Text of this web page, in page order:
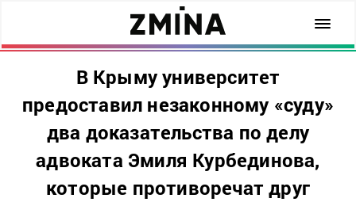
В Крыму университет
предоставил незаконному «суду»
два доказательства по делу
адвоката Эмиля Курбединова,
которые противоречат друг